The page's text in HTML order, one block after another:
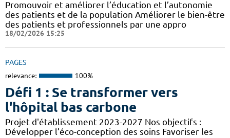
Promouvoir et améliorer l’éducation et l’autonomie
des patients et de la population Améliorer le bien-être
des patients et professionnels par une appro
18/02/2026 15:25
PAGES
relevance: 100%
Défi 1 : Se transformer vers
l'hôpital bas carbone
Projet d'établissement 2023-2027 Nos objectifs :
Développer l’éco-conception des soins Favoriser les